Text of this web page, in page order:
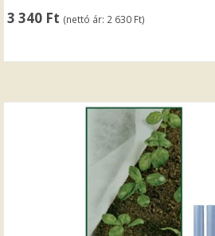
3 340 Ft (nettó ár: 2 630 Ft)